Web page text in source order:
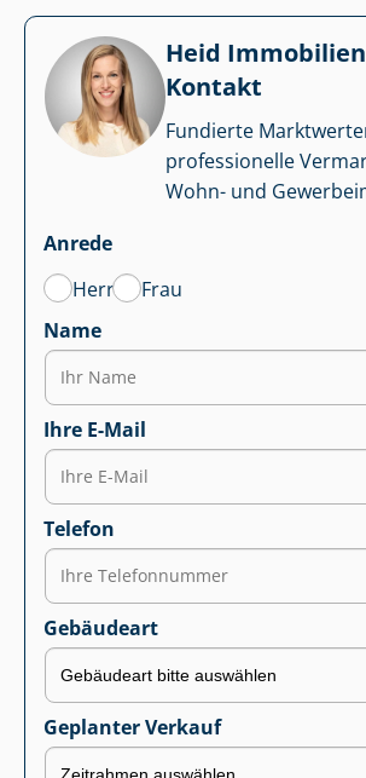
Heid
Kontakt
Fundierte
professionelle
Wohn- und
Anrede
Herr
Frau
Name
Ihre E-Mail
Telefon
Gebäudeart
Geplanter Verkauf